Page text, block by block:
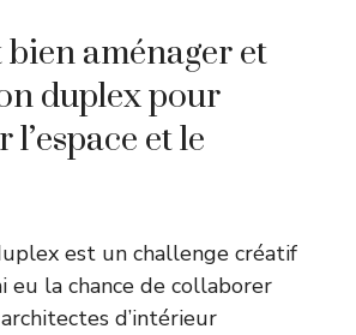
aménager et
duplex pour
et le
est un challenge créatif
eu la chance de collaborer
d’intérieur